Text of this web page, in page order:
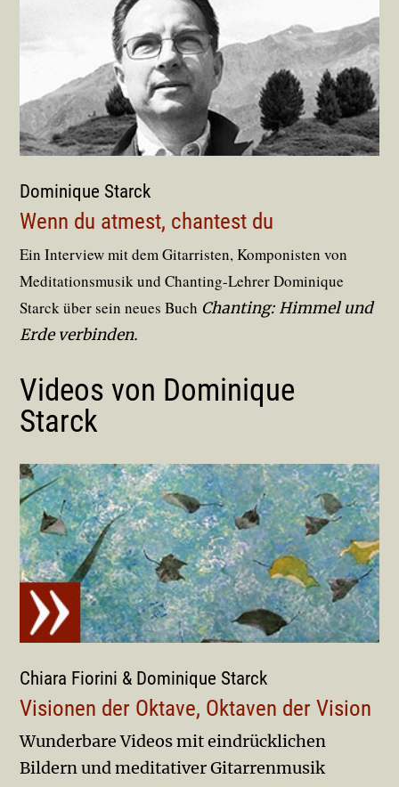
Dominique Starck
Wenn du atmest, chantest du
Ein Interview mit dem Gitarristen, Komponisten von
Meditationsmusik und Chanting-Lehrer Dominique
Starck über sein neues Buch Chanting: Himmel und
Erde verbinden.
Videos von Dominique
Starck
Chiara Fiorini & Dominique Starck
Visionen der Oktave, Oktaven der Vision
Wunderbare Videos mit eindrücklichen
Bildern und meditativer Gitarrenmusik